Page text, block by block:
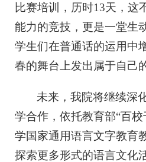
比赛培训，历时13天，这
能力的竞技，更是一堂生
学生们在普通话的运用中
春的舞台上发出属于自己
未来，我院将继续深
学合作，依托教育部“百
学国家通用语言文字教育
探索更多形式的语言文化